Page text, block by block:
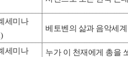
세미나
베토벤의 삶과 음악세계
세미나
누가 이 천재에게 총을